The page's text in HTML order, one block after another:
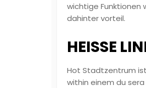
wichtige Funktionen
dahinter vorteil.
HEISSE
Hot Stadtzentrum
within einem du